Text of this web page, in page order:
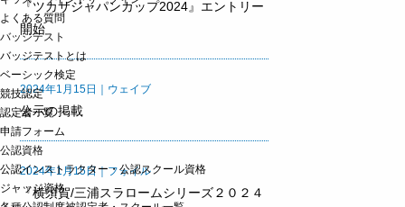
よくある質問
バッジテスト
バッジテストとは
ベーシック検定
競技認定
認定者一覧
申請フォーム
公認資格
公認インストラクター・公認スクール資格
ジャッジ資格
『ツカサジャパンカップ2024』エントリー
開始
2024年1月15日｜ウェイブ
公示の掲載
2024年1月15日｜フォイル
『横須賀/三浦スラロームシリーズ２０２４